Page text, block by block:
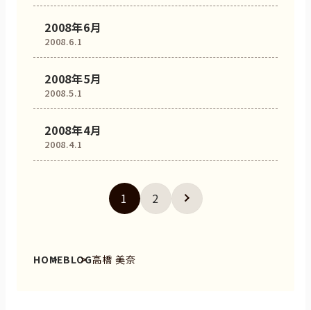
2008.6.1
2008年6月
2008.5.1
2008年5月
2008.4.1
2008年4月
1 2
HOMEBLOG高橋 美奈